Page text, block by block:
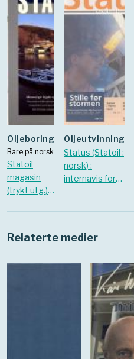
Oljeboring
Bare på norsk
Statoil
magasin
(trykt utg.).
Oljeutvinning
Status (Statoil :
norsk) :
internavis for
Relaterte medier